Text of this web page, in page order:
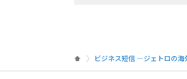
ビジネス短信 ―ジェトロの海